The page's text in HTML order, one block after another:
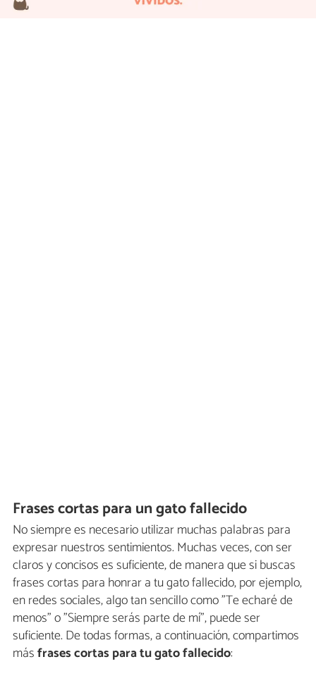
Frases cortas para un gato fallecido
No siempre es necesario utilizar muchas palabras para
expresar nuestros sentimientos. Muchas veces, con ser
claros y concisos es suficiente, de manera que si buscas
frases cortas para honrar a tu gato fallecido, por ejemplo,
en redes sociales, algo tan sencillo como "Te echaré de
menos" o "Siempre serás parte de mí", puede ser
suficiente. De todas formas, a continuación, compartimos
másfrases cortas para tu gato fallecido: